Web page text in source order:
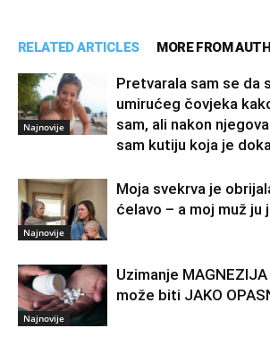
RELATED ARTICLES MORE FROM
Najnovije
Pretvarala sam se da
umirućeg čovjeka
sam, ali nakon
sam kutiju koja je
Najnovije
Moja svekrva je
ćelavo – a moj muž ju
Najnovije
Uzimanje
može biti JAKO